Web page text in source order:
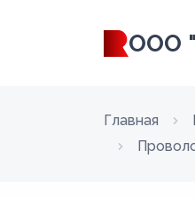
ООО
Главная